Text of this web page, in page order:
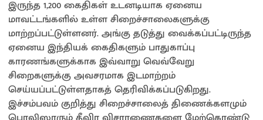
இருந்த 1,200 கைதிகள் உடனடியாக ஏனைய
மாவட்டங்களில் உள்ள சிறைச்சாலைகளுக்கு
மாற்றப்பட்டுள்ளனர். அங்கு தடுத்து வைக்கப்பட்டிருந்த
ஏனைய இந்தியக் கைதிகளும் பாதுகாப்பு
காரணங்களுக்காக இவ்வாறு வெவ்வேறு
சிறைகளுக்கு அவசரமாக இடமாற்றம்
செய்யப்பட்டுள்ளதாகத் தெரிவிக்கப்படுகிறது.
இச்சம்பவம் குறித்து சிறைச்சாலைத் திணைக்களமும்